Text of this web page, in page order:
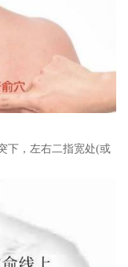
下，左右二指宽处(或